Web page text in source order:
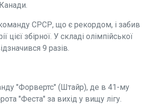
СРСР, що є рекордом, і забив
збірної. У складі олімпійської
9 разів.
"Форвертс" (Штайр), де в 41-му
"Феста" за вихід у вищу лігу.